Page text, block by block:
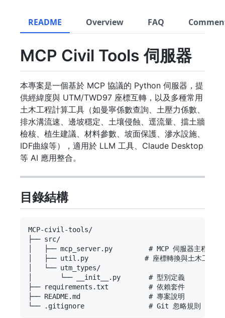
README Overview FAQ
MCP Civil Tools 伺服器
本專案是一個基於 MCP 協議的 Python 伺服器，提
供經緯度與 UTM/TWD97 座標互轉，以及多種常用
土木工程計算工具（如曼寧係數查詢、土壓力係數、
排水溝流速、邊坡穩定、土壤侵蝕、逕流量、擋土牆
檢核、植生建議、材料參數、坡面保護、滲水設施、
IDF曲線等），適用於 LLM 工具、Claude Desktop
等 AI 應用整合。
目錄結構
MCP-civil-tools/
├── src/
│   ├── mcp_server.py         # MCP 伺服器主程式
│   ├── util.py              # 座標轉換與土木工程工
│   └── utm_types/
│       └── __init__.py       # 型別定義
├── requirements.txt          # 依賴套件
├── README.md                 # 專案說明